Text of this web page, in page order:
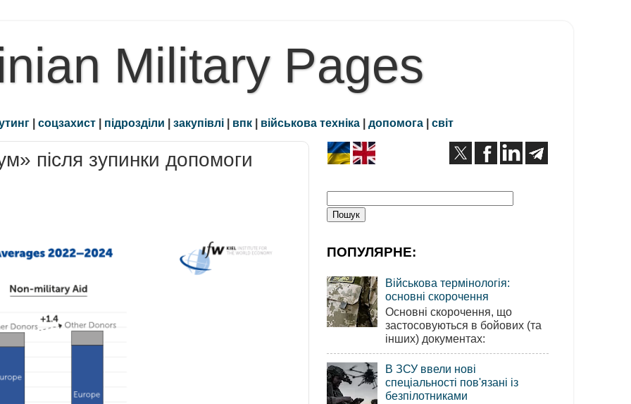
Military Pages
| соцзахист | підрозділи | закупівлі | впк | військова техніка | допомога | світ
після зупинки допомоги
ПОПУЛЯРНЕ:
Військова термінологія:
основні скорочення
Основні скорочення, що
застосовуються в бойових (та
інших) документах:
В ЗСУ ввели нові
спеціальності пов'язані із
безпілотниками